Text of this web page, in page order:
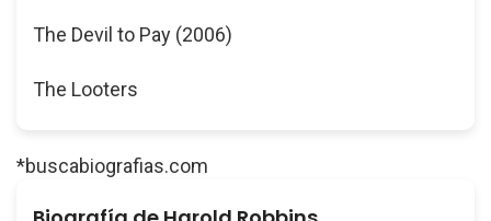
The Devil to Pay (2006)
The Looters
*buscabiografias.com